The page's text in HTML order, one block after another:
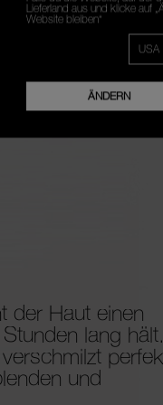
der Haut einen
lang hält.
und
Lieferland aus und klicke auf
Website bleiben“
ÄNDERN